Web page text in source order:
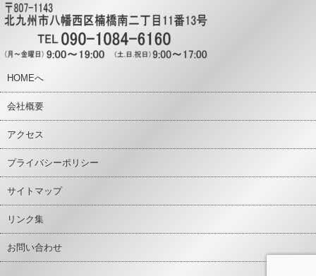
HOMEへ
会社概要
アクセス
プライバシーポリシー
サイトマップ
リンク集
お問い合わせ